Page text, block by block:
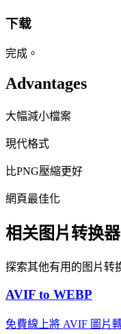
下载
完成。
Advantages
大幅減小檔案
現代格式
比PNG壓縮更好
網頁最佳化
相关图片转换器
探索其他有用的图片转
AVIF to WEBP
免費線上將 AVIF 圖片